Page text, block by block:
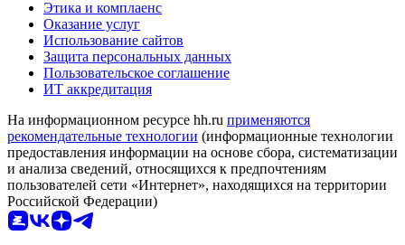
Этика и комплаенс
Оказание услуг
Использование сайтов
Защита персональных данных
Пользовательское соглашение
ИТ аккредитация
На информационном ресурсе hh.ru применяются
рекомендательные технологии (информационные технологии
предоставления информации на основе сбора, систематизации
и анализа сведений, относящихся к предпочтениям
пользователей сети «Интернет», находящихся на территории
Российской Федерации)